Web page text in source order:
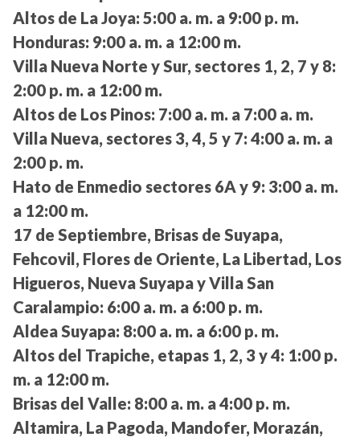
Altos de La Joya: 5:00 a. m. a 9:00 p. m.
Honduras: 9:00 a. m. a 12:00 m.
Villa Nueva Norte y Sur, sectores 1, 2, 7 y 8:
2:00 p. m. a 12:00 m.
Altos de Los Pinos: 7:00 a. m. a 7:00 a. m.
Villa Nueva, sectores 3, 4, 5 y 7: 4:00 a. m. a
2:00 p. m.
Hato de Enmedio sectores 6A y 9: 3:00 a. m.
a 12:00 m.
17 de Septiembre, Brisas de Suyapa,
Fehcovil, Flores de Oriente, La Libertad, Los
Higueros, Nueva Suyapa y Villa San
Caralampio: 6:00 a. m. a 6:00 p. m.
Aldea Suyapa: 8:00 a. m. a 6:00 p. m.
Altos del Trapiche, etapas 1, 2, 3 y 4: 1:00 p.
m. a 12:00 m.
Brisas del Valle: 8:00 a. m. a 4:00 p. m.
Altamira, La Pagoda, Mandofer, Morazán,